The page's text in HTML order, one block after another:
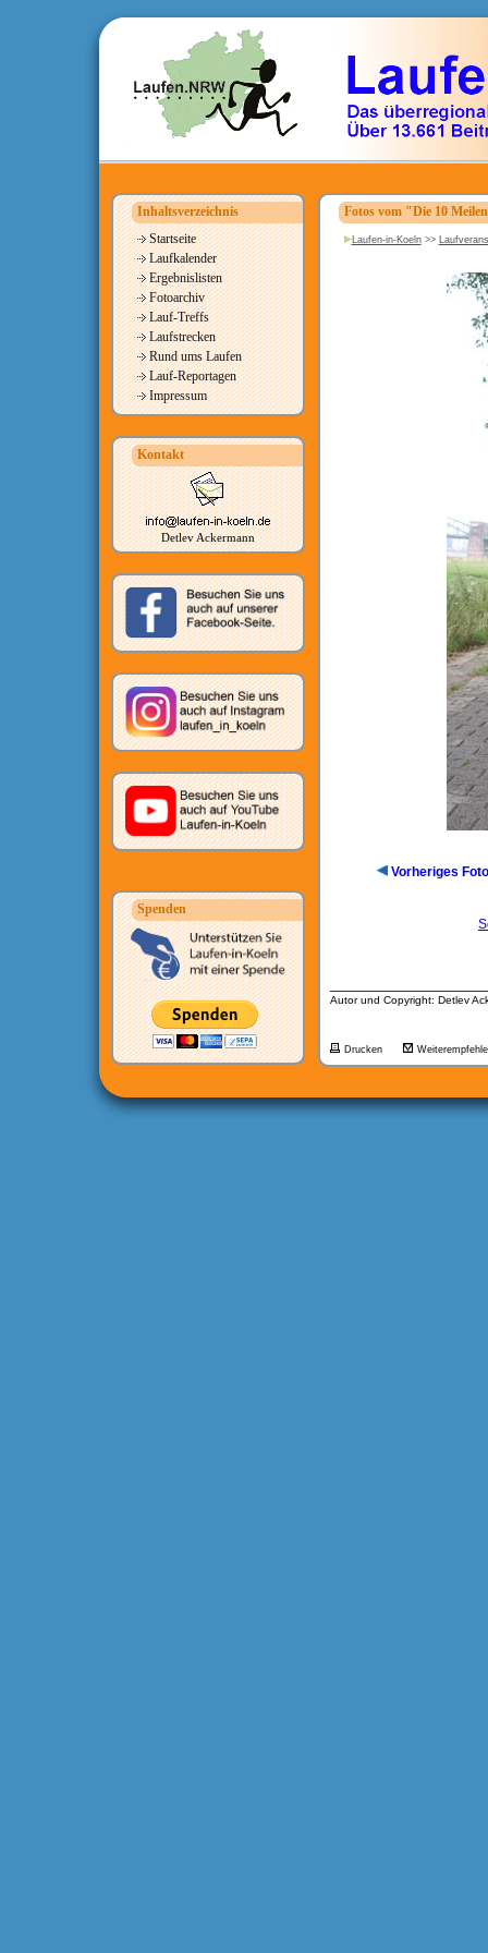
Inhaltsverzeichnis
Startseite
Laufkalender
Ergebnislisten
Fotoarchiv
Lauf-Treffs
Laufstrecken
Rund ums Laufen
Lauf-Reportagen
Impressum
Kontakt
Detlev Ackermann
Spenden
Fotos vom "Die 10
Laufen-in-Koeln>>
Vorheriges Foto
Autor und Copyright: Detlev
Drucken